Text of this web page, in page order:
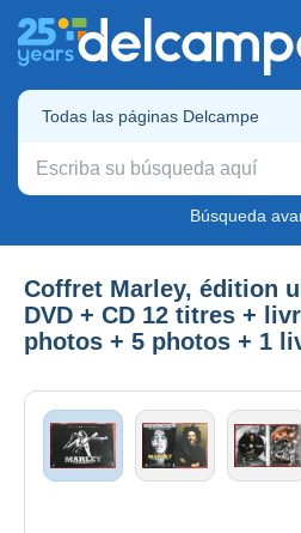
Todas las páginas Delcampe
Búsqueda
Coffret Marley, édition
DVD + CD 12 titres +
photos + 5 photos + 1